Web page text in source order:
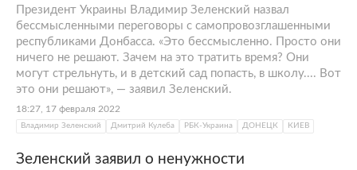
Президент Украины Владимир Зеленский назвал
бессмысленными переговоры с самопровозглашенными
республиками Донбасса. «Это бессмысленно. Просто они
ничего не решают. Зачем на это тратить время? Они
могут стрельнуть, и в детский сад попасть, в школу.... Вот
это они решают», — заявил Зеленский.
18:27, 17 февраля 2022
Владимир Зеленский Дмитрий Кулеба РБК-Украина ДОНЕЦК КИЕВ
Зеленский заявил о ненужности